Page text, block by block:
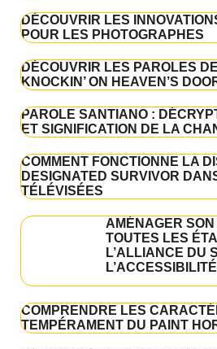
DÉCOUVRIR LES
POUR LES PHOTOGRAPHES
DÉCOUVRIR LES PAROLES
KNOCKIN’ ON HEAVEN’S
PAROLE SANTIANO :
ET SIGNIFICATION DE LA
COMMENT FONCTIONNE LA
DESIGNATED SURVIVOR
TÉLÉVISÉES
AMÉNAGER
TOUTES LES
L’ALLIANCE DU
L’ACCESSIBILITÉ
COMPRENDRE LES
TEMPÉRAMENT DU PAINT